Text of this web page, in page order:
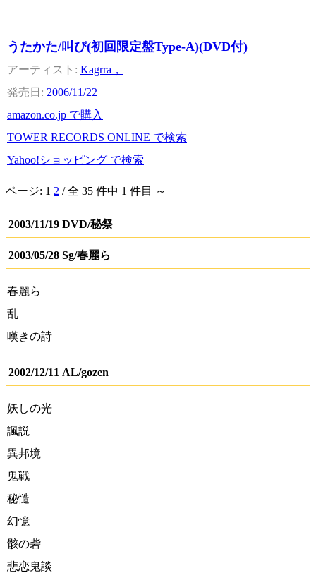
うたかた/叫び(初回限定盤Type-A)(DVD付)
Kagrra，
2006/11/22
amazon.co.jp で購入
TOWER RECORDS ONLINE で検索
Yahoo!ショッピング で検索
ページ: 1 2 / 全 35 件中 1 件目 ～
2003/11/19 DVD/秘祭
2003/05/28 Sg/春麗ら
春麗ら
乱
嘆きの詩
2002/12/11 AL/gozen
妖しの光
諷説
異邦境
鬼戦
秘慥
幻憶
骸の砦
悲恋鬼談